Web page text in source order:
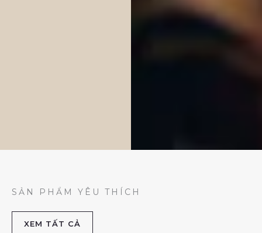
SẢN PHẨM YÊU THÍCH
XEM TẤT CẢ